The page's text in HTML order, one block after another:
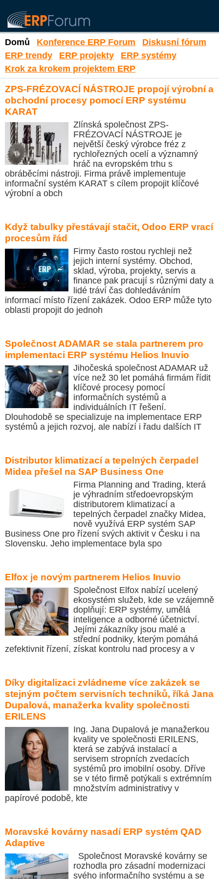
Domů Konference ERP Forum
Diskusní fórum
ERP trendy
ERP projekty
ERP systémy
Krok za krokem projektem ERP
ZPS-FRÉZOVACÍ NÁSTROJE propojí výrobní a
obchodní procesy pomocí ERP systému
KARAT
Zlínská společnost ZPS-
FRÉZOVACÍ NÁSTROJE je
největší český výrobce fréz z
rychlořezných ocelí a významný
hráč na evropském trhu s
obráběcími nástroji. Firma právě implementuje
informační systém KARAT s cílem propojit klíčové
výrobní a obch
Když tabulky přestávají stačit, Odoo ERP vrací
procesům řád
Firmy často rostou rychleji než
jejich interní systémy. Obchod,
sklad, výroba, projekty, servis a
finance pak pracují s různými daty a
lidé tráví čas dohledáváním
informací místo řízení zakázek. Odoo ERP může tyto
oblasti propojit do jednoh
Společnost ADAMAR se stala partnerem pro
implementaci ERP systému Helios Inuvio
Jihočeská společnost ADAMAR už
více než 30 let pomáhá firmám řídit
klíčové procesy pomocí
informačních systémů a
individuálních IT řešení.
Dlouhodobě se specializuje na implementace ERP
systémů a jejich rozvoj, ale nabízí i řadu dalších IT
Distributor klimatizací a tepelných čerpadel
Midea přešel na SAP Business One
Firma Planning and Trading, která
je výhradním středoevropským
distributorem klimatizací a
tepelných čerpadel značky Midea,
nově využívá ERP systém SAP
Business One pro řízení svých aktivit v Česku i na
Slovensku. Jeho implementace byla spo
Elfox je novým partnerem Helios Inuvio
Společnost Elfox nabízí ucelený
ekosystém služeb, kde se vzájemně
doplňují: ERP systémy, umělá
inteligence a odborné účetnictví.
Jejími zákazníky jsou malé a
střední podniky, kterým pomáhá
zefektivnit řízení, získat kontrolu nad procesy a v
Díky digitalizaci zvládneme více zakázek se
stejným počtem servisních techniků, říká Jana
Dupalová, manažerka kvality společnosti
ERILENS
Ing. Jana Dupalová je manažerkou
kvality ve společnosti ERILENS,
která se zabývá instalací a
servisem stropních zvedacích
systémů pro imobilní osoby. Dříve
se v této firmě potýkali s extrémním
množstvím administrativy v
papírové podobě, kte
Moravské kovárny nasadí ERP systém QAD
Adaptive
Společnost Moravské kovárny se
rozhodla pro zásadní modernizaci
svého informačního systému a se